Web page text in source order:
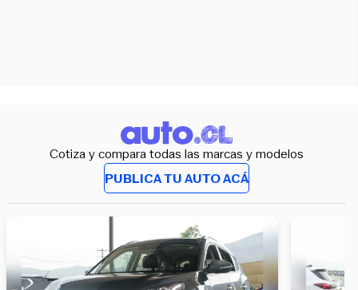
Cotiza y compara todas las marcas y modelos
PUBLICA TU AUTO ACÁ